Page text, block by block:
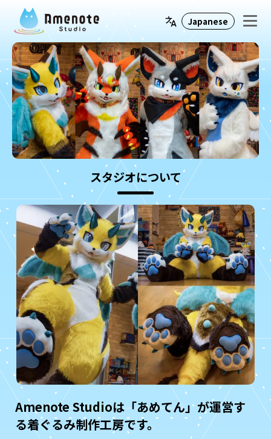
スタジオについて
Amenote Studioは「あめてん」が運営す
る着ぐるみ制作工房です。